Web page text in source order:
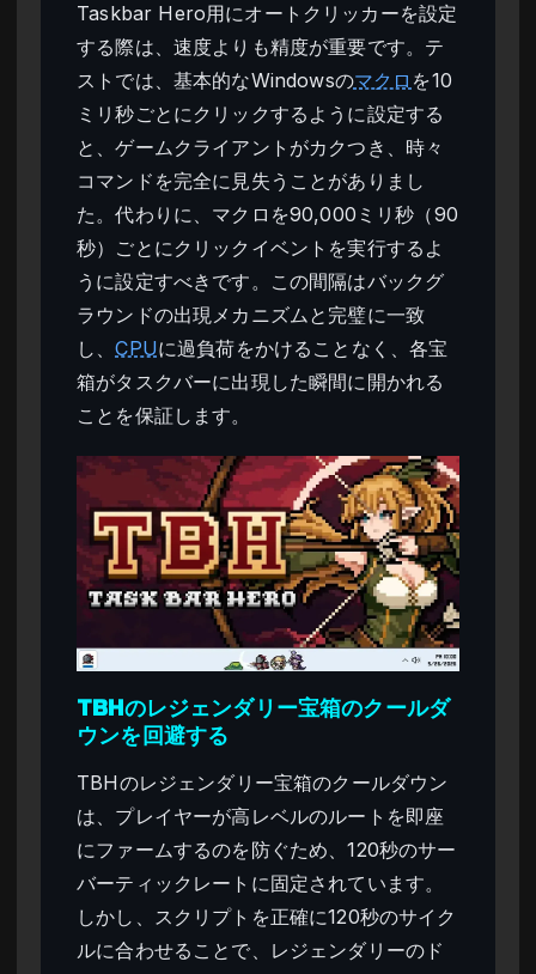
Taskbar Hero用にオートクリッカーを設定
する際は、速度よりも精度が重要です。テ
ストでは、基本的なWindowsのマクロ を10
ミリ秒ごとにクリックするように設定する
と、ゲームクライアントがカクつき、時々
コマンドを完全に見失うことがありまし
た。代わりに、マクロを90,000ミリ秒（90
秒）ごとにクリックイベントを実行するよ
うに設定すべきです。この間隔はバックグ
ラウンドの出現メカニズムと完璧に一致
し、CPUに過負荷をかけることなく、各宝
箱がタスクバーに出現した瞬間に開かれる
ことを保証します。
TBHのレジェンダリー宝箱のクールダ
ウンを回避する
TBHのレジェンダリー宝箱のクールダウン
は、プレイヤーが高レベルのルートを即座
にファームするのを防ぐため、120秒のサー
バーティックレートに固定されています。
しかし、スクリプトを正確に120秒のサイク
ルに合わせることで、レジェンダリーのド